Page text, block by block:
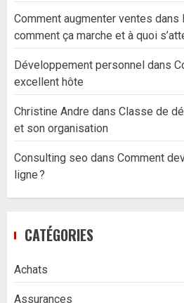
Comment augmenter ventes dans
comment ça marche et à quoi
Développement personnel dans
excellent hôte
Christine Andre dans Classe de
et son organisation
Consulting seo dans Comment
ligne ?
CATÉGORIES
Achats
Assurances